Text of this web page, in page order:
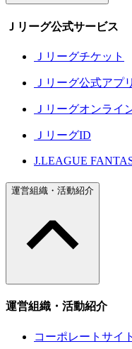
Ｊリーグ公式サービス
Ｊリーグチケット
Ｊリーグ公式アプリ
Ｊリーグオンライ
ＪリーグID
J.LEAGUE
運営組織・活動紹介
運営組織・活動紹介
コーポレートサイト